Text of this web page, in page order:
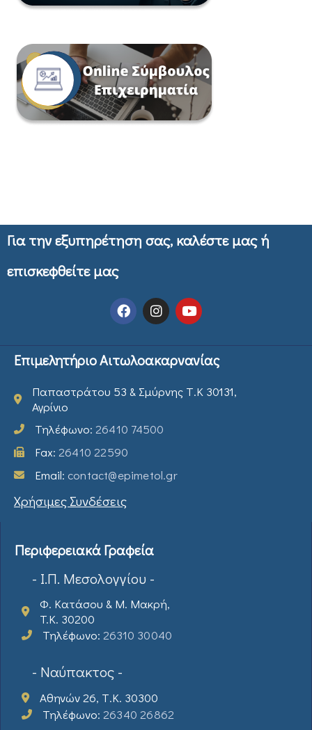
Για την εξυπηρέτηση σας, καλέστε μας ή
επισκεφθείτε μας
Επιμελητήριο Αιτωλοακαρνανίας
Παπαστράτου 53 & Σμύρνης Τ.Κ 30131,
Αγρίνιο
Τηλέφωνο: 26410 74500
Fax: 26410 22590
Email: contact@epimetol.gr
Χρήσιμες Συνδέσεις
Περιφερειακά Γραφεία
- Ι.Π. Μεσολογγίου -
Φ. Κατάσου & Μ. Μακρή,
T.K. 30200
Τηλέφωνο: 26310 30040
- Ναύπακτος -
Αθηνών 26, Τ.Κ. 30300
Τηλέφωνο: 26340 26862